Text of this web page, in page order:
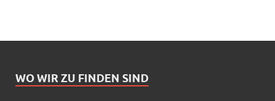
WO WIR ZU FINDEN SIND